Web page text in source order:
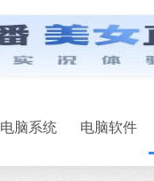
电脑系统 电脑软件